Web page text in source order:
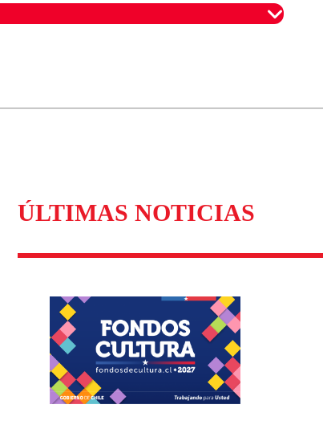
ÚLTIMAS NOTICIAS